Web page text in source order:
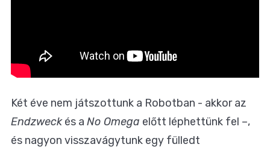
Két éve nem játszottunk a Robotban - akkor az
Endzweckés a No Omega előtt léphettünk fel –,
és nagyon visszavágytunk egy fülledt